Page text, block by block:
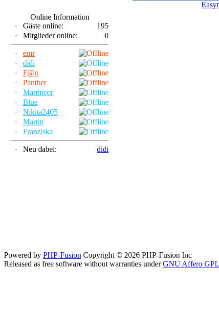
Online Information
·
Gäste online:
195
·
Mitglieder online: 0
·
emr
·
didi
·
F@n
·
Panther
·
Martincor
·
Blue
·
Nikita2405
·
Martin
·
Franziska
· Neu dabei: didi
Powered by PHP-Fusion Copyright © 2026 PHP-Fusion Inc
Released as free software without warranties underGNU Affero GPL